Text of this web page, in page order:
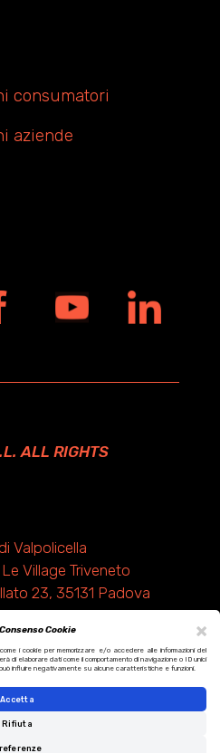
×
Cookie
i cookie per memorizzare e/o accedere alle informazioni del
di elaborare dati come il comportamento di navigazione o ID unici
influire negativamente su alcune caratteristiche e funzioni.
Accetta
Rifiuta
consumatori
aziende
ALL RIGHTS
Valpolicella
Village Triveneto
23, 35131 Padova